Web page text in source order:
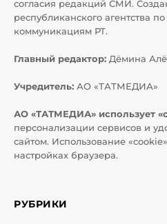
согласия редакций СМИ.
республиканского агентства
коммуникациям РТ.
Главный редактор: Дёмина
Учредитель: АО «ТАТМЕДИА»
АО «ТАТМЕДИА» использует
персонализации сервисов и
сайтом. Использование
настройках браузера.
РУБРИКИ